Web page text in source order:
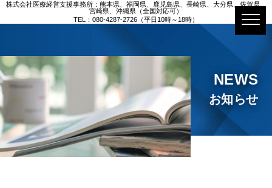
株式会社医療経営支援事務所：熊本県、福岡県、鹿児島県、長崎県、大分県、佐賀県、
宮崎県、沖縄県（全国対応可）
TEL：080-4287-2726（平日10時～18時）
NEWS
お知らせ